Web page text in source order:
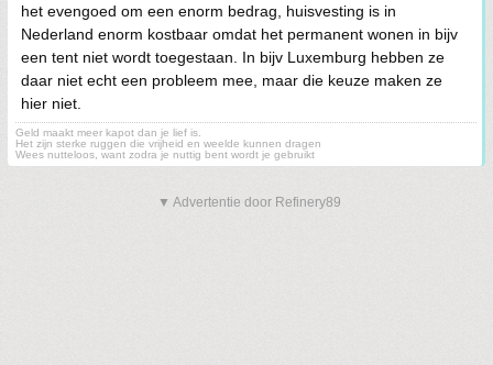
het evengoed om een enorm bedrag, huisvesting is in
Nederland enorm kostbaar omdat het permanent wonen in bijv
een tent niet wordt toegestaan. In bijv Luxemburg hebben ze
daar niet echt een probleem mee, maar die keuze maken ze
hier niet.
Geld maakt meer kapot dan je lief is.
Het zijn sterke ruggen die vrijheid en weelde kunnen dragen
Wees nutteloos, want zodra je nuttig bent wordt je gebruikt
▼ Advertentie door Refinery89